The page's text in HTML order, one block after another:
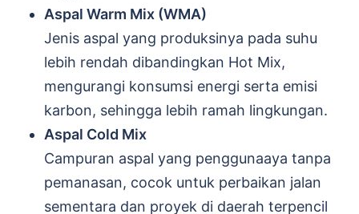
Aspal Warm Mix (WMA)
Jenis aspal yang produksinya pada suhu
lebih rendah dibandingkan Hot Mix,
mengurangi konsumsi energi serta emisi
karbon, sehingga lebih ramah lingkungan.
Aspal Cold Mix
Campuran aspal yang penggunaaya tanpa
pemanasan, cocok untuk perbaikan jalan
sementara dan proyek di daerah terpencil